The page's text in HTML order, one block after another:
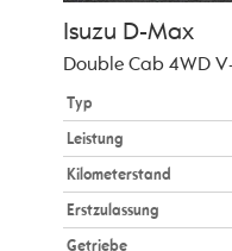
Isuzu D-Max
Double Cab 4WD
Typ
Leistung
Kilometerstand
Erstzulassung
Getriebe